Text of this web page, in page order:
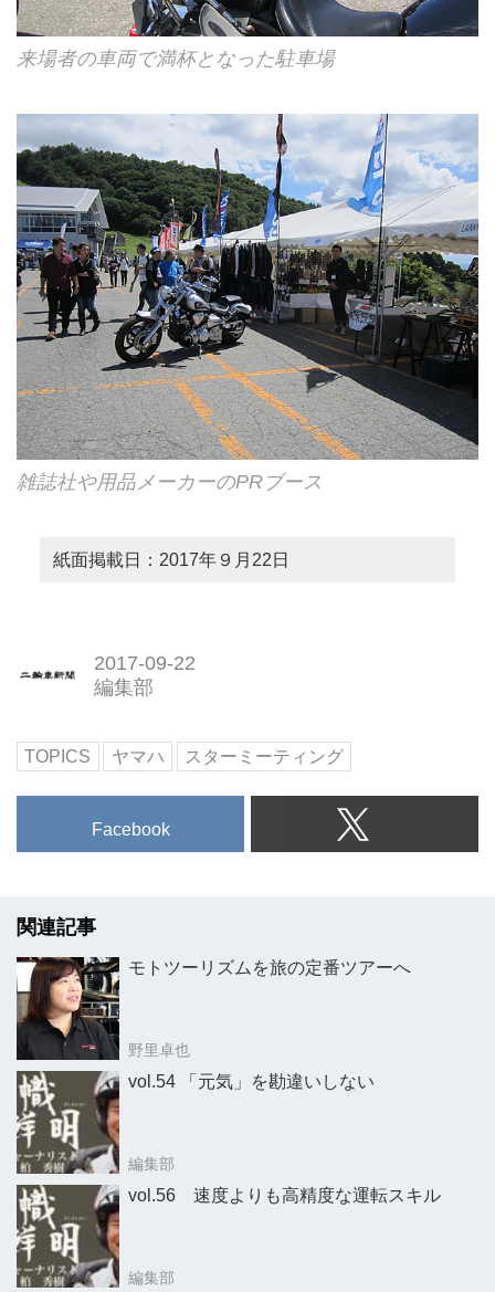
来場者の車両で満杯となった駐車場
雑誌社や用品メーカーのPRブース
紙面掲載日：2017年９月22日
2017-09-22
編集部
TOPICS ヤマハ スターミーティング
Facebook
関連記事
モトツーリズムを旅の定番ツアーへ
野里卓也
vol.54 「元気」を勘違いしない
編集部
vol.56 速度よりも高精度な運転スキル
編集部